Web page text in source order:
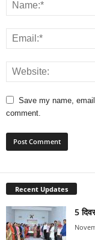
Save my name,
comment.
Recent Updates
5